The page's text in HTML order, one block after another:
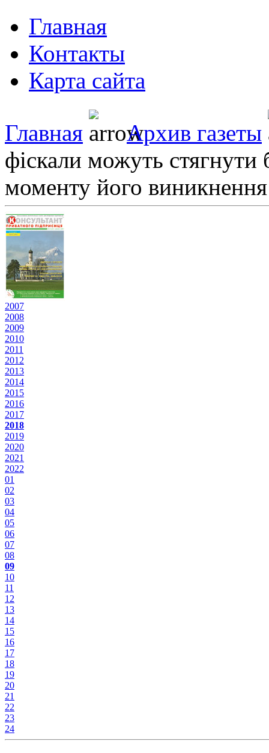
Главная
Контакты
Карта сайта
Главная
Архив газеты
фіскали можуть стягнути
моменту його виникнення
2007
2008
2009
2010
2011
2012
2013
2014
2015
2016
2017
2018
2019
2020
2021
2022
01
02
03
04
05
06
07
08
09
10
11
12
13
14
15
16
17
18
19
20
21
22
23
24